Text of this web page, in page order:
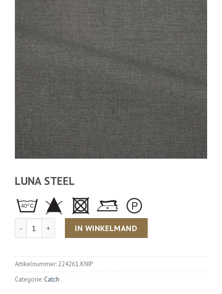
LUNA STEEL
Aantal IN WINKELMAND
Artikelnummer: 224261.KNIP
Categorie: Catch